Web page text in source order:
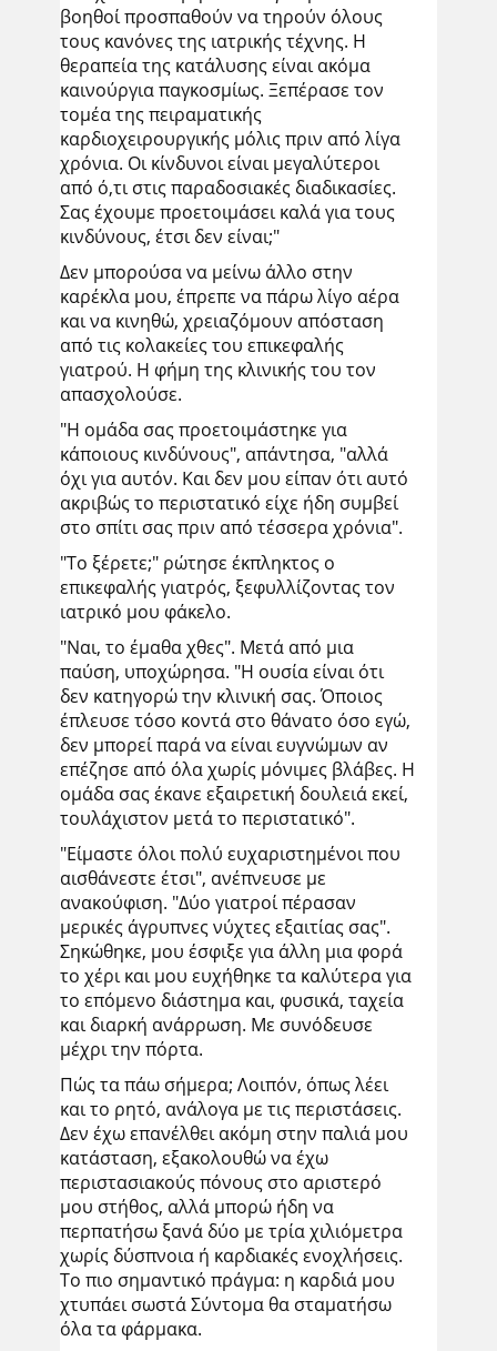
βοηθοί προσπαθούν να τηρούν όλους
τους κανόνες της ιατρικής τέχνης. Η
θεραπεία της κατάλυσης είναι ακόμα
καινούργια παγκοσμίως. Ξεπέρασε τον
τομέα της πειραματικής
καρδιοχειρουργικής μόλις πριν από λίγα
χρόνια. Οι κίνδυνοι είναι μεγαλύτεροι
από ό,τι στις παραδοσιακές διαδικασίες.
Σας έχουμε προετοιμάσει καλά για τους
κινδύνους, έτσι δεν είναι;"
Δεν μπορούσα να μείνω άλλο στην
καρέκλα μου, έπρεπε να πάρω λίγο αέρα
και να κινηθώ, χρειαζόμουν απόσταση
από τις κολακείες του επικεφαλής
γιατρού. Η φήμη της κλινικής του τον
απασχολούσε.
"Η ομάδα σας προετοιμάστηκε για
κάποιους κινδύνους", απάντησα, "αλλά
όχι για αυτόν. Και δεν μου είπαν ότι αυτό
ακριβώς το περιστατικό είχε ήδη συμβεί
στο σπίτι σας πριν από τέσσερα χρόνια".
"Το ξέρετε;" ρώτησε έκπληκτος ο
επικεφαλής γιατρός, ξεφυλλίζοντας τον
ιατρικό μου φάκελο.
"Ναι, το έμαθα χθες". Μετά από μια
παύση, υποχώρησα. "Η ουσία είναι ότι
δεν κατηγορώ την κλινική σας. Όποιος
έπλευσε τόσο κοντά στο θάνατο όσο εγώ,
δεν μπορεί παρά να είναι ευγνώμων αν
επέζησε από όλα χωρίς μόνιμες βλάβες. Η
ομάδα σας έκανε εξαιρετική δουλειά εκεί,
τουλάχιστον μετά το περιστατικό".
"Είμαστε όλοι πολύ ευχαριστημένοι που
αισθάνεστε έτσι", ανέπνευσε με
ανακούφιση. "Δύο γιατροί πέρασαν
μερικές άγρυπνες νύχτες εξαιτίας σας".
Σηκώθηκε, μου έσφιξε για άλλη μια φορά
το χέρι και μου ευχήθηκε τα καλύτερα για
το επόμενο διάστημα και, φυσικά, ταχεία
και διαρκή ανάρρωση. Με συνόδευσε
μέχρι την πόρτα.
Πώς τα πάω σήμερα; Λοιπόν, όπως λέει
και το ρητό, ανάλογα με τις περιστάσεις.
Δεν έχω επανέλθει ακόμη στην παλιά μου
κατάσταση, εξακολουθώ να έχω
περιστασιακούς πόνους στο αριστερό
μου στήθος, αλλά μπορώ ήδη να
περπατήσω ξανά δύο με τρία χιλιόμετρα
χωρίς δύσπνοια ή καρδιακές ενοχλήσεις.
Το πιο σημαντικό πράγμα: η καρδιά μου
χτυπάει σωστά Σύντομα θα σταματήσω
όλα τα φάρμακα.